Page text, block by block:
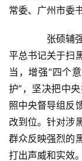
新
闻
讯
财
经
常委、广州市委
张硕辅强
平总书记关于扫
当，增强“四个
护”，坚决把中
照中央督导组反
改到位。针对涉
群众反映强烈的
打出声威和实效。